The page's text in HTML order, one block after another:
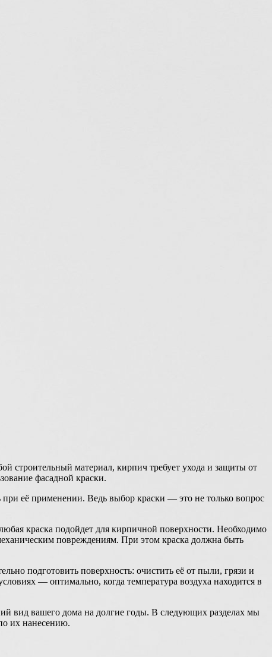
строительный материал, кирпич требует ухода и защиты от
фасадной краски.
её применении. Ведь выбор краски — это не только вопрос
краска подойдет для кирпичной поверхности. Необходимо
повреждениям. При этом краска должна быть
подготовить поверхность: очистить её от пыли, грязи и
— оптимально, когда температура воздуха находится в
вид вашего дома на долгие годы. В следующих разделах мы
их нанесению.